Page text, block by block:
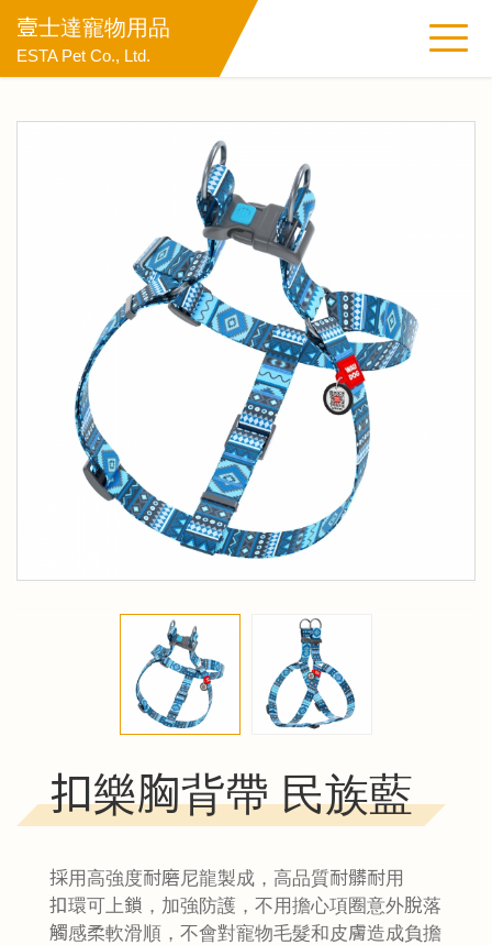
壹士達寵物用品
ESTA Pet Co., Ltd.
扣樂胸背帶 民族藍
採用高強度耐磨尼龍製成，高品質耐髒耐用
扣環可上鎖，加強防護，不用擔心項圈意外脫落
觸感柔軟滑順，不會對寵物毛髮和皮膚造成負擔